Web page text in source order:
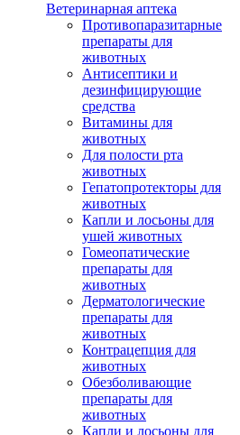
Ветеринарная аптека
Противопаразитарные
препараты для
животных
Антисептики и
дезинфицирующие
средства
Витамины для
животных
Для полости рта
животных
Гепатопротекторы для
животных
Капли и лосьоны для
ушей животных
Гомеопатические
препараты для
животных
Дерматологические
препараты для
животных
Контрацепция для
животных
Обезболивающие
препараты для
животных
Капли и лосьоны для